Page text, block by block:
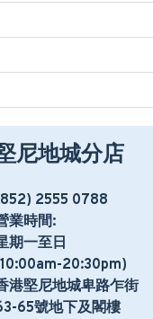
尼地城分店
2555 0788
業時間:
期一至日
20:30pm)
港堅尼地城卑路乍街
65號地下及閣樓